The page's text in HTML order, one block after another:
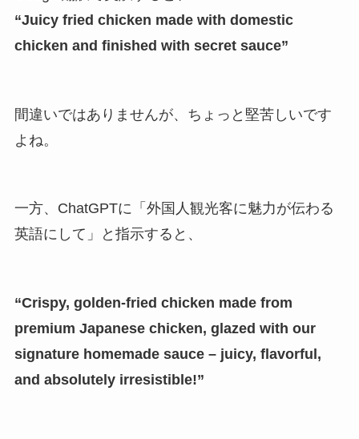
“Juicy fried chicken made with domestic
chicken and finished with secret sauce”
間違いではありませんが、ちょっと堅苦しいです
よね。
一方、ChatGPTに「外国人観光客に魅力が伝わる
英語にして」と指示すると、
“Crispy, golden-fried chicken made from
premium Japanese chicken, glazed with our
signature homemade sauce – juicy, flavorful,
and absolutely irresistible!”